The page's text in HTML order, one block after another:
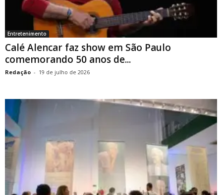
Entretenimento
Calé Alencar faz show em São Paulo
comemorando 50 anos de...
Redação - 19 de julho de 2026